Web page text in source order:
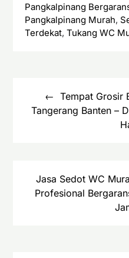
Pangkalpinang
Pangkalpinang Murah,
Terdekat,Tukang WC
Tempat Grosir
Tangerang Banten –
Jasa Sedot WC
Profesional